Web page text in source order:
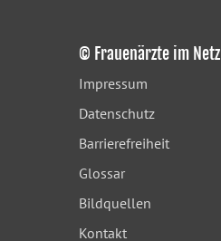
© Frauenärzte im Netz
Impressum
Datenschutz
Barrierefreiheit
Glossar
Bildquellen
Kontakt